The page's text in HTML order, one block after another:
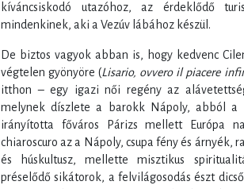
kíváncsiskodó utazóhoz, az érdeklődő
mindenkinek, aki a Vezúv lábához készül.
De biztos vagyok abban is, hogy kedvenc
végtelen gyönyöre (Lisario, ovvero il piacere
itthon – egy igazi női regény az
melynek díszlete a barokk Nápoly, abból
irányította főváros Párizs mellett Európa
chiaroscuro az a Nápoly, csupa fény és árnyék,
és húskultusz, mellette misztikus
préselődő sikátorok, a felvilágosodás észt